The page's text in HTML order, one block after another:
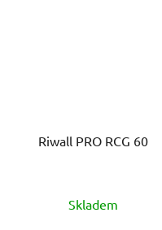
Riwall PRO RCG 60
Skladem